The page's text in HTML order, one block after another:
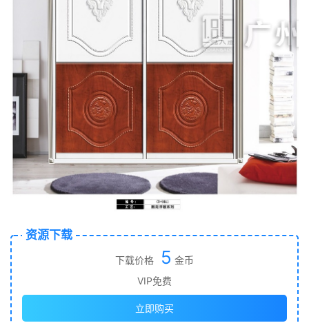
资源下载
下载价格 5 金币
VIP免费
立即购买